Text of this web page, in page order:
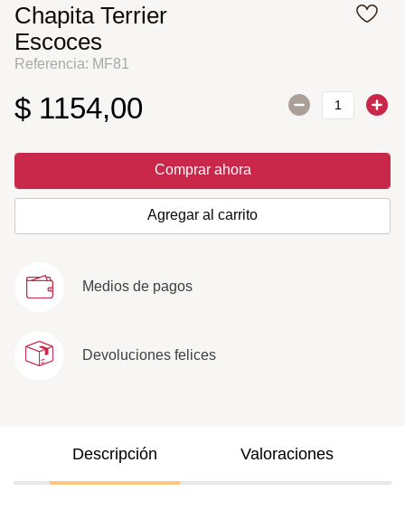
Chapita Terrier
Escoces
Referencia: MF81
$ 1154,00
Comprar ahora
Agregar al carrito
Medios de pagos
Devoluciones felices
Descripción Valoraciones